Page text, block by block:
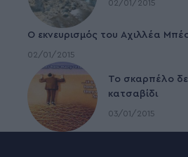
02/01/2015
Ο εκνευρισμός του Αχιλλέα
02/01/2015
To σκαρπέλο
κατσαβίδι
03/01/2015